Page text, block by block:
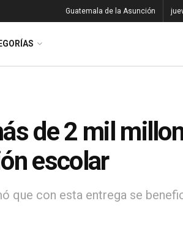
Guatemala de la Asunción
de 2 mil
escolar
que con esta entrega se